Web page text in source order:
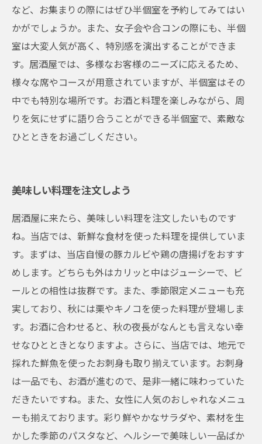
など、お集まりの際にはぜひ半個室を予約してみてはい
かがでしょうか。また、女子会や合コンの際にも、半個
室は大変人気が高く、特別感を演出することができま
す。居酒屋では、多様なお客様のニーズに応えるため、
様々な席やコースが用意されていますが、半個室はその
中でも特別な場所です。お酒と料理を楽しみながら、周
りを気にせずに語り合うことができる半個室で、素敵な
ひとときをお過ごしください。
美味しい料理を注文しよう
居酒屋に来たら、美味しい料理を注文したいものです
ね。当店では、新鮮な食材を使った料理を提供していま
す。まずは、当店自慢の豚カルビや鶏の唐揚げをおすす
めします。どちらも外はカリッと中はジューシーで、ビ
ールとの相性は抜群です。また、季節限定メニューも充
実しており、秋には栗やキノコを使った料理が登場しま
す。お酒に合わせると、秋の夜長がなんとも言えない幸
せなひとときとなりますよ。さらに、当店では、地元で
採れた鮮魚を使ったお刺身も取り揃えています。お刺身
は一品でも、お酒が進むので、是非一緒に味わっていた
だきたいですね。また、女性に人気のおしゃれなメニュ
ーも揃えております。彩り鮮やかなサラダや、素材を生
かした季節のパスタなど、ヘルシーで美味しい一品ばか